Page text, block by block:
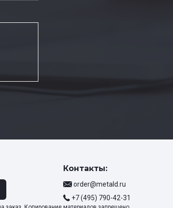
Контакты:
order@metald.ru
+7 (495) 790-42-31